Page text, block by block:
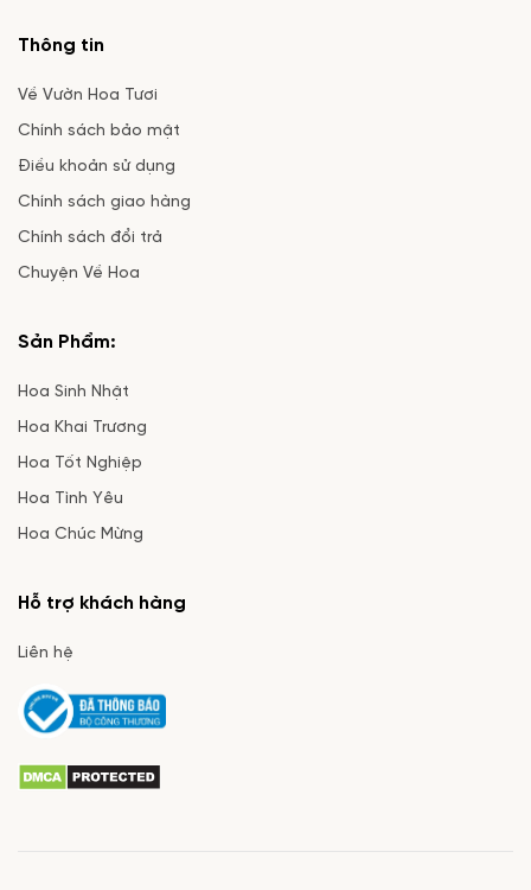
Thông tin
Về Vườn Hoa Tươi
Chính sách bảo mật
Điều khoản sử dụng
Chính sách giao hàng
Chính sách đổi trả
Chuyện Về Hoa
Sản Phẩm:
Hoa Sinh Nhật
Hoa Khai Trương
Hoa Tốt Nghiệp
Hoa Tình Yêu
Hoa Chúc Mừng
Hỗ trợ khách hàng
Liên hệ